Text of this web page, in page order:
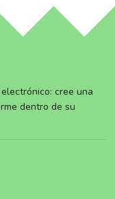
cree una
dentro de su